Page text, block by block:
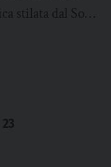
stilata dal Sole
23